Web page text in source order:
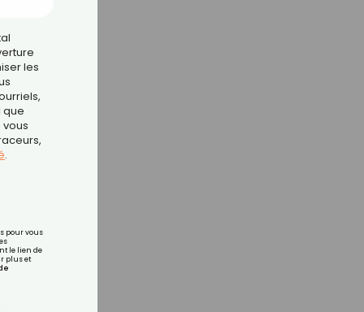
les
que
.
pour vous
le lien de
plus et